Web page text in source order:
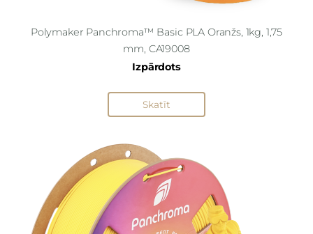
Polymaker Panchroma™ Basic PLA Oranžs, 1kg, 1,75
mm, CA19008
Izpārdots
Skatīt